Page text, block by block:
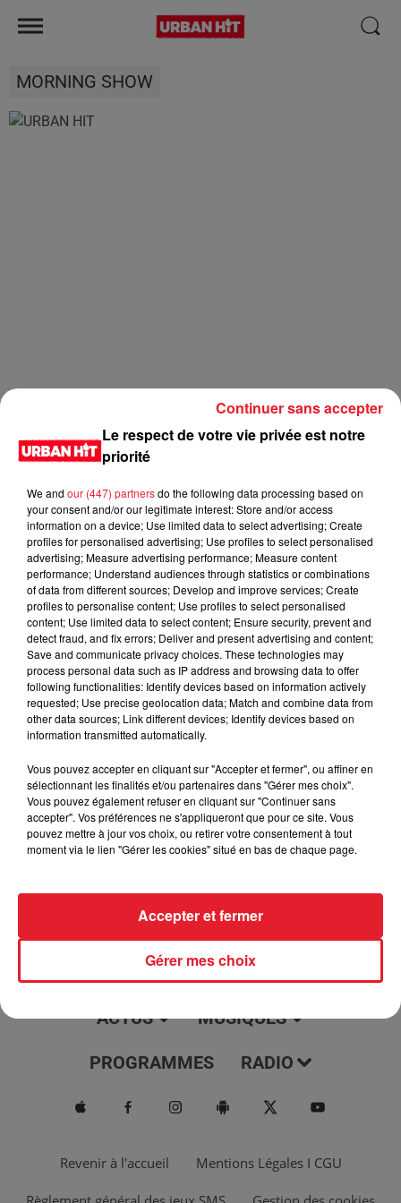
MORNING SHOW
0:00 3 min 46 sec
14 avril 2022 - 3 min 46 sec
Le Juduku du 14/04/2022
Du lundi au vendredi, de 6h à 09h, retrouvez Evan, Sandro,
Aline et Laura pour vous réveiller sur Urban hit. Au
programme : le jeu des 30 secondes chrono, le sondage du
jour, l'info moulaga, le saviez-vous...
ACTUS MUSIQUES
PROGRAMMES RADIO
Revenir à l'accueil Mentions Légales I CGU
Le respect de votre vie privée est notre
priorité
We and our (447) partnersdo the following data processing based on
your consent and/or our legitimate interest: Store and/or access
information on a device; Use limited data to select advertising; Create
profiles for personalised advertising; Use profiles to select personalised
advertising; Measure advertising performance; Measure content
performance; Understand audiences through statistics or combinations
of data from different sources; Develop and improve services; Create
profiles to personalise content; Use profiles to select personalised
content; Use limited data to select content; Ensure security, prevent and
detect fraud, and fix errors; Deliver and present advertising and content;
Save and communicate privacy choices. These technologies may
process personal data such as IP address and browsing data to offer
following functionalities: Identify devices based on information actively
requested; Use precise geolocation data; Match and combine data from
other data sources; Link different devices; Identify devices based on
information transmitted automatically.
Vous pouvez accepter en cliquant sur "Accepter et fermer", ou affiner en
sélectionnant les finalités et/ou partenaires dans "Gérer mes choix".
Vous pouvez également refuser en cliquant sur "Continuer sans
accepter". Vos préférences ne s'appliqueront que pour ce site. Vous
pouvez mettre à jour vos choix, ou retirer votre consentement à tout
moment via le lien "Gérer les cookies" situé en bas de chaque page.
Gérer mes choix
Accepter et fermer
Continuer sans accepter